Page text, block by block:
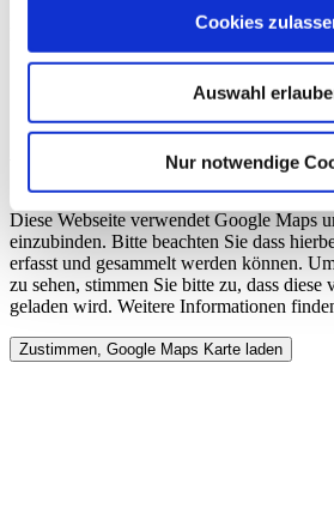
Cookies
Auswahl
Nur notwendige
3
Wir brauchen Ihre
Diese Webseite verwendet Google Maps
einzubinden. Bitte beachten Sie dass
erfasst und gesammelt werden können.
zu sehen, stimmen Sie bitte zu, dass diese
geladen wird. Weitere Informationen